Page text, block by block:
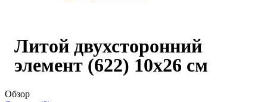
Литой двухсторонний
элемент (622) 10x26 см
Обзор